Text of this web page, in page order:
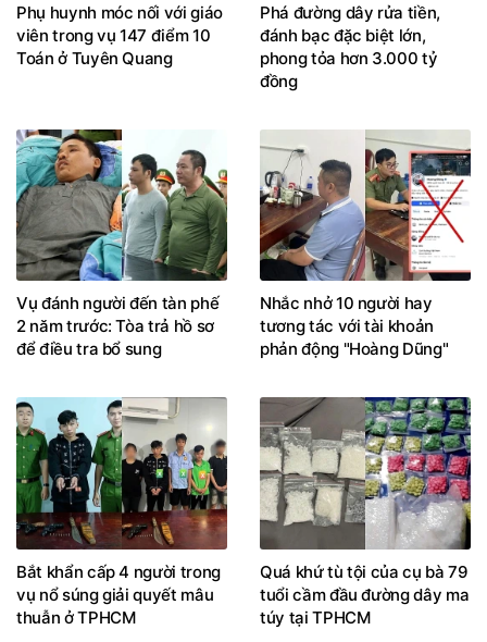
Phụ huynh móc nối với giáo
viên trong vụ 147 điểm 10
Toán ở Tuyên Quang
Phá đường dây rửa tiền,
đánh bạc đặc biệt lớn,
phong tỏa hơn 3.000 tỷ
đồng
Vụ đánh người đến tàn phế
2 năm trước: Tòa trả hồ sơ
để điều tra bổ sung
Nhắc nhở 10 người hay
tương tác với tài khoản
phản động "Hoàng Dũng"
Bắt khẩn cấp 4 người trong
vụ nổ súng giải quyết mâu
thuẫn ở TPHCM
Quá khứ tù tội của cụ bà 79
tuổi cầm đầu đường dây ma
túy tại TPHCM